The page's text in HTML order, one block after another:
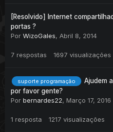
[Resolvido] Internet
portas ?
Por WizoGales, Abril 8, 2014
7 respostas 1697 visualizações
suporte programação
Ajudem
por favor gente?
Por bernardes22, Março 17, 2016
1 resposta 1217 visualizações